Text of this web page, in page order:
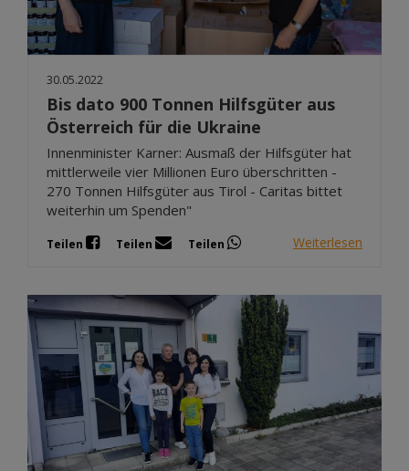
30.05.2022
Bis dato 900 Tonnen Hilfsgüter aus
Österreich für die Ukraine
Innenminister Karner: Ausmaß der Hilfsgüter hat
mittlerweile vier Millionen Euro überschritten -
270 Tonnen Hilfsgüter aus Tirol - Caritas bittet
weiterhin um Spenden"
Teilen Teilen Teilen Weiterlesen